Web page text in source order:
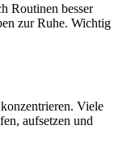
Routinen besser
zur Ruhe. Wichtig
Viele
aufsetzen und